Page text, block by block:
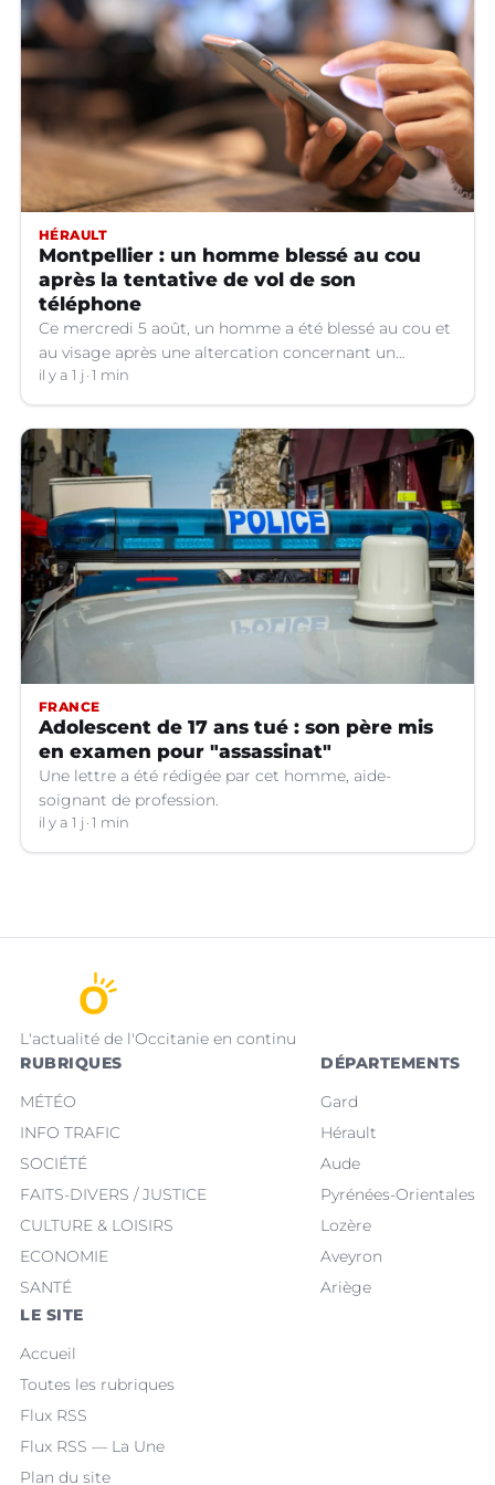
HÉRAULT
Montpellier : un homme blessé au cou
après la tentative de vol de son
téléphone
Ce mercredi 5 août, un homme a été blessé au cou et
au visage après une altercation concernant un
téléphone portable à Montpellier (Hérault).
il y a 1 j 1 min
FRANCE
Adolescent de 17 ans tué : son père mis
en examen pour "assassinat"
Une lettre a été rédigée par cet homme, aide-
soignant de profession.
il y a 1 j 1 min
L'actualité de l'Occitanie en continu
RUBRIQUES
MÉTÉO
INFO TRAFIC
SOCIÉTÉ
FAITS-DIVERS / JUSTICE
CULTURE & LOISIRS
ECONOMIE
SANTÉ
DÉPARTEMENTS
Gard
Hérault
Aude
Pyrénées-Orientales
Lozère
Aveyron
Ariège
LE SITE
Accueil
Toutes les rubriques
Flux RSS
Flux RSS — La Une
Plan du site